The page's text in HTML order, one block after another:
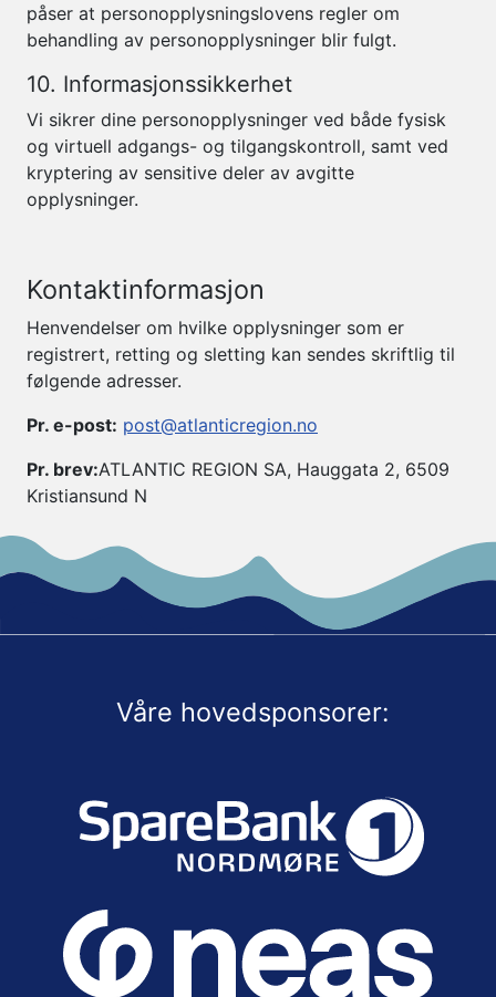
påser at personopplysningslovens regler om
behandling av personopplysninger blir fulgt.
10. Informasjonssikkerhet
Vi sikrer dine personopplysninger ved både fysisk
og virtuell adgangs- og tilgangskontroll, samt ved
kryptering av sensitive deler av avgitte
opplysninger.
Kontaktinformasjon
Henvendelser om hvilke opplysninger som er
registrert, retting og sletting kan sendes skriftlig til
følgende adresser.
Pr. e-post: post@atlanticregion.no
Pr. brev:ATLANTIC REGION SA, Hauggata 2, 6509
Kristiansund N
Våre hovedsponsorer: